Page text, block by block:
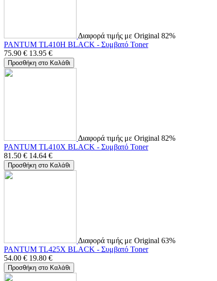
Διαφορά τιμής με Original 82%
PANTUM TL410H BLACK - Συμβατό Toner
75.90 € 13.95 €
Προσθήκη στο Καλάθι
Διαφορά τιμής με Original 82%
PANTUM TL410X BLACK - Συμβατό Toner
81.50 € 14.64 €
Προσθήκη στο Καλάθι
Διαφορά τιμής με Original 63%
PANTUM TL425X BLACK - Συμβατό Toner
54.00 € 19.80 €
Προσθήκη στο Καλάθι